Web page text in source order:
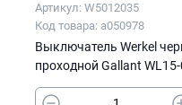
Артикул: W5012035
Код товара: a050978
Выключатель Werkel
проходной Gallant